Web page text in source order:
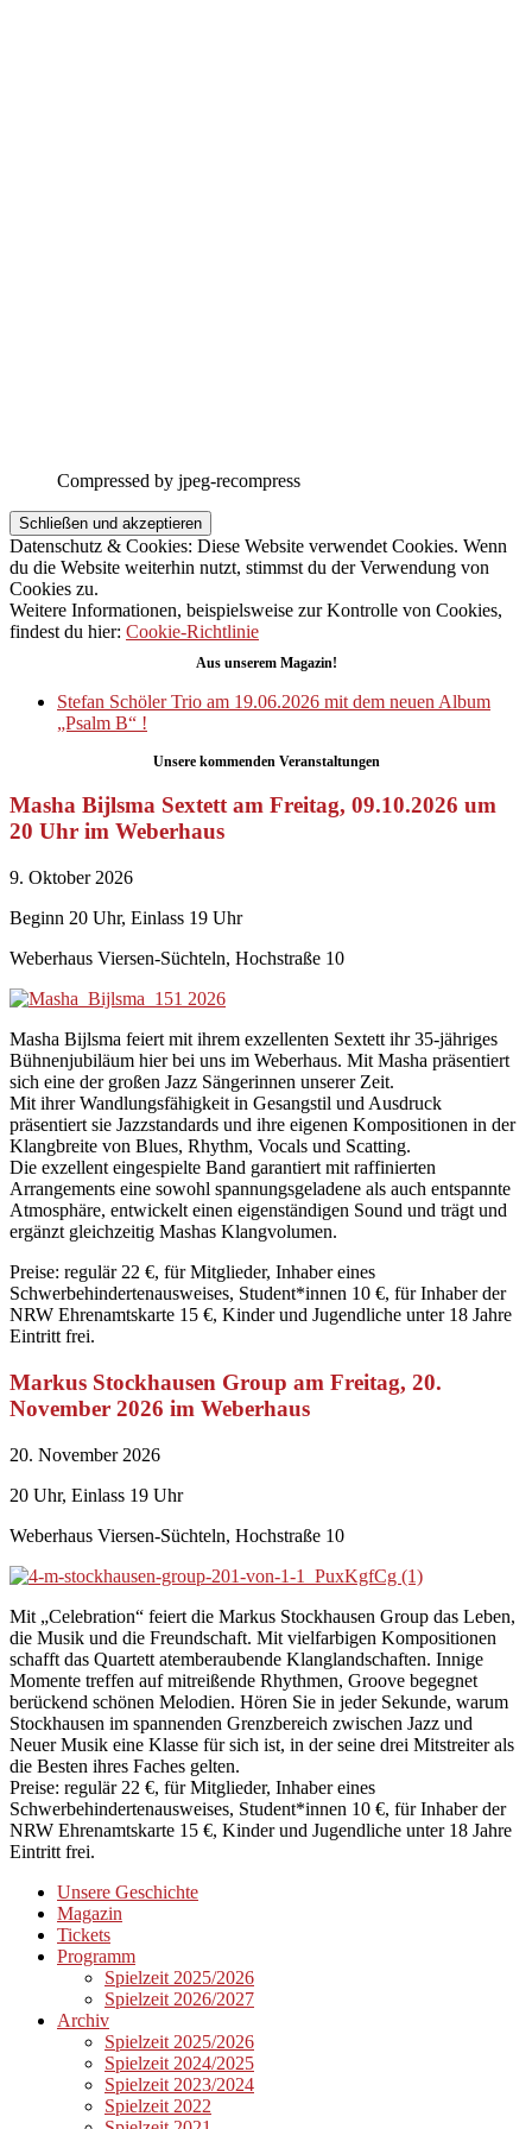
Compressed by jpeg-recompress
Datenschutz & Cookies: Diese Website verwendet Cookies. Wenn
du die Website weiterhin nutzt, stimmst du der Verwendung von
Cookies zu.
Weitere Informationen, beispielsweise zur Kontrolle von Cookies,
findest du hier: Cookie-Richtlinie
Aus unserem Magazin!
Stefan Schöler Trio am 19.06.2026 mit dem neuen Album
„Psalm B“ !
Unsere kommenden Veranstaltungen
Masha Bijlsma Sextett am Freitag, 09.10.2026 um
20 Uhr im Weberhaus
9. Oktober 2026
Beginn 20 Uhr, Einlass 19 Uhr
Weberhaus Viersen-Süchteln, Hochstraße 10
Masha Bijlsma feiert mit ihrem exzellenten Sextett ihr 35-jähriges
Bühnenjubiläum hier bei uns im Weberhaus. Mit Masha präsentiert
sich eine der großen Jazz Sängerinnen unserer Zeit.
Mit ihrer Wandlungsfähigkeit in Gesangstil und Ausdruck
präsentiert sie Jazzstandards und ihre eigenen Kompositionen in der
Klangbreite von Blues, Rhythm, Vocals und Scatting.
Die exzellent eingespielte Band garantiert mit raffinierten
Arrangements eine sowohl spannungsgeladene als auch entspannte
Atmosphäre, entwickelt einen eigenständigen Sound und trägt und
ergänzt gleichzeitig Mashas Klangvolumen.
Preise: regulär 22 €, für Mitglieder, Inhaber eines
Schwerbehindertenausweises, Student*innen 10 €, für Inhaber der
NRW Ehrenamtskarte 15 €, Kinder und Jugendliche unter 18 Jahre
Eintritt frei.
Markus Stockhausen Group am Freitag, 20.
November 2026 im Weberhaus
20. November 2026
20 Uhr, Einlass 19 Uhr
Weberhaus Viersen-Süchteln, Hochstraße 10
Mit „Celebration“ feiert die Markus Stockhausen Group das Leben,
die Musik und die Freundschaft. Mit vielfarbigen Kompositionen
schafft das Quartett atemberaubende Klanglandschaften. Innige
Momente treffen auf mitreißende Rhythmen, Groove begegnet
berückend schönen Melodien. Hören Sie in jeder Sekunde, warum
Stockhausen im spannenden Grenzbereich zwischen Jazz und
Neuer Musik eine Klasse für sich ist, in der seine drei Mitstreiter als
die Besten ihres Faches gelten.
Preise: regulär 22 €, für Mitglieder, Inhaber eines
Schwerbehindertenausweises, Student*innen 10 €, für Inhaber der
NRW Ehrenamtskarte 15 €, Kinder und Jugendliche unter 18 Jahre
Eintritt frei.
Unsere Geschichte
Magazin
Tickets
Programm
Spielzeit 2025/2026
Spielzeit 2026/2027
Archiv
Spielzeit 2025/2026
Spielzeit 2024/2025
Spielzeit 2023/2024
Spielzeit 2022